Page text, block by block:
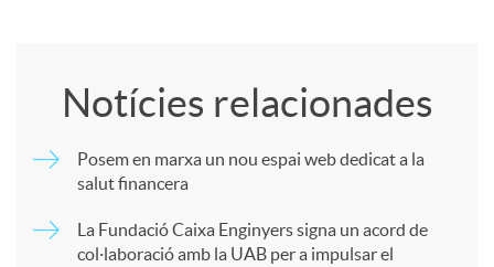
m
Notícies relacionades
Posem en marxa un nou espai web dedicat a la
salut financera
La Fundació Caixa Enginyers signa un acord de
col·laboració amb la UAB per a impulsar el